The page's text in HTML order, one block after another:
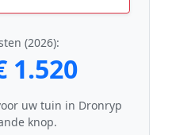
(2026):
1.520
uw tuin in Dronryp
knop.